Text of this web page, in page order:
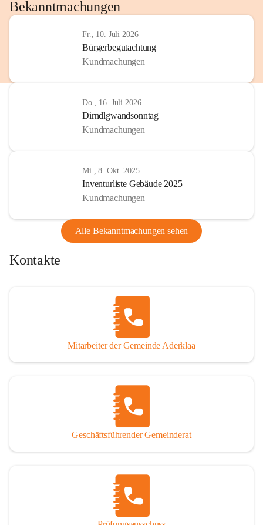
http://www.omv.com
Bekanntmachungen
Fr., 10. Juli 2026
Bürgerbegutachtung
Kundmachungen
Do., 16. Juli 2026
Dirndlgwandsonntag
Kundmachungen
Mi., 8. Okt. 2025
Inventurliste Gebäude 2025
Kundmachungen
Alle Bekanntmachungen sehen
Kontakte
Mitarbeiter der Gemeinde Aderklaa
Geschäftsführender Gemeinderat